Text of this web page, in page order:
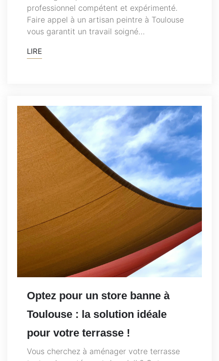
professionnel compétent et expérimenté.
Faire appel à un artisan peintre à Toulouse
vous garantit un travail soigné…
LIRE
Optez pour un store banne à
Toulouse : la solution idéale
pour votre terrasse !
Vous cherchez à aménager votre terrasse